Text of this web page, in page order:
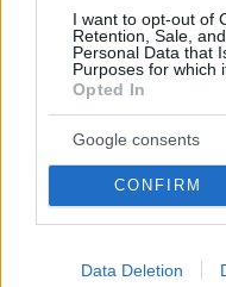
I want to opt-out of
Retention, Sale,
Personal Data that
Purposes for which
Opted In
Google consents
CONFIRM
Data Deletion